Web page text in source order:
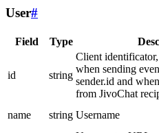
User#
Field Type
id string
Client
when sending
sender.id and
from JivoChat
name string Username